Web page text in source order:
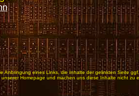
eines Links, die Inhalte der gelinkten Seite
Homepage und machen uns diese Inhalte nicht zu